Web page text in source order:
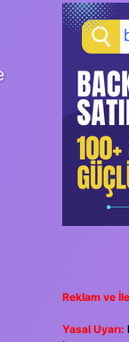
Reklam ve
Yasal Uyarı: